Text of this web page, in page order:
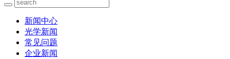
新闻中心
光学新闻
常见问题
企业新闻